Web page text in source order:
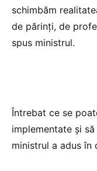
schimbăm
de părinți, de
spus ministrul.
Întrebat ce se
implementate și
ministrul a adus în